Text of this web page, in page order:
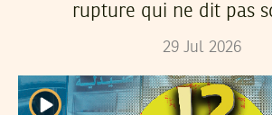
rupture qui ne dit pas
29 Jul 2026